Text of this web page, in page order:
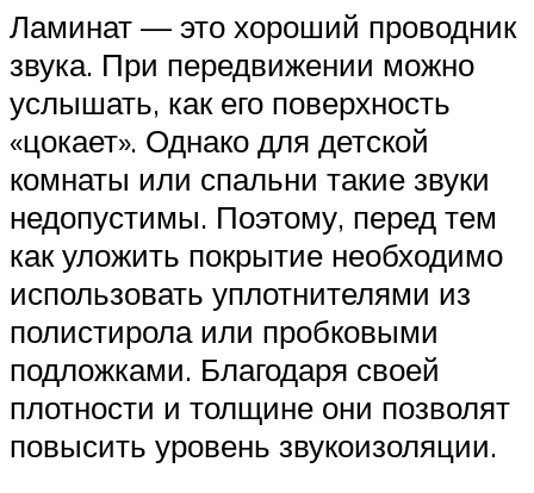
Ламинат — это хороший проводник
звука. При передвижении можно
услышать, как его поверхность
«цокает». Однако для детской
комнаты или спальни такие звуки
недопустимы. Поэтому, перед тем
как уложить покрытие необходимо
использовать уплотнителями из
полистирола или пробковыми
подложками. Благодаря своей
плотности и толщине они позволят
повысить уровень звукоизоляции.